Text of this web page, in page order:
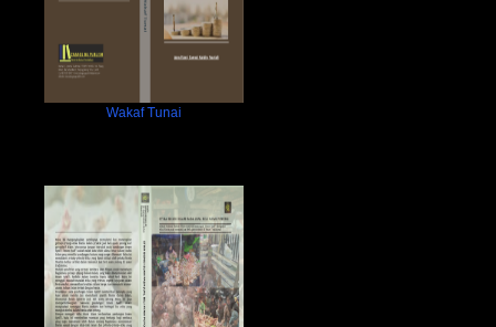
Wakaf Tunai